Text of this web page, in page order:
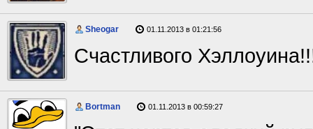
Sheogar 01.11.2013 в 01:21:56
Счастливого
Bortman 01.11.2013 в 00:59:27